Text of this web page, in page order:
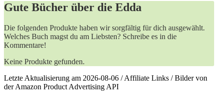
Gute Bücher über die Edda
Die folgenden Produkte haben wir sorgfältig für dich ausgewählt.
Welches Buch magst du am Liebsten? Schreibe es in die
Kommentare!
Keine Produkte gefunden.
Letzte Aktualisierung am 2026-08-06 / Affiliate Links / Bilder von
der Amazon Product Advertising API